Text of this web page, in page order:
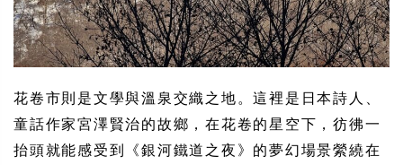
花卷市則是文學與溫泉交織之地。這裡是日本詩人、
童話作家宮澤賢治的故鄉，在花卷的星空下，彷彿一
抬頭就能感受到《銀河鐵道之夜》的夢幻場景縈繞在